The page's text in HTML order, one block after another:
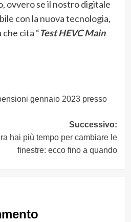
ovvero se il nostro digitale
con la nuova tecnologia,
cita “Test HEVC Main
gennaio 2023 presso
Successivo:
hai più tempo per cambiare le
finestre: ecco fino a quando